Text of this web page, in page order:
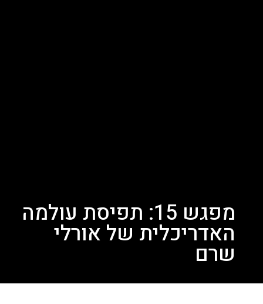
מפגש 15: תפיסת עולמה
האדריכלית של אורלי
שרם